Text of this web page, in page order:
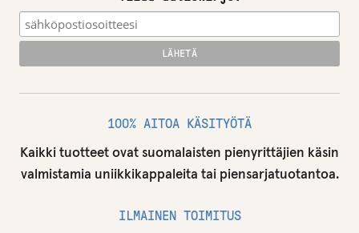
100% AITOA KÄSITYÖTÄ
Kaikki tuotteet ovat suomalaisten pienyrittäjien käsin
valmistamia uniikkikappaleita tai piensarjatuotantoa.
ILMAINEN TOIMITUS